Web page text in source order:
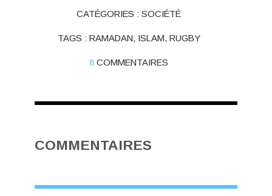
CATÉGORIES :SOCIÉTÉ
TAGS : RAMADAN, ISLAM, RUGBY
8 COMMENTAIRES
COMMENTAIRES